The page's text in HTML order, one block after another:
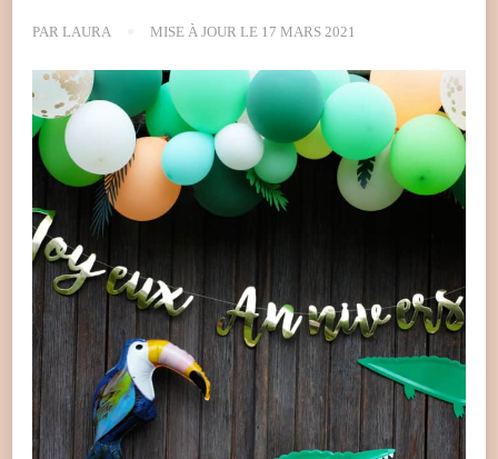
PAR LAURA MISE À JOUR LE 17 MARS 2021